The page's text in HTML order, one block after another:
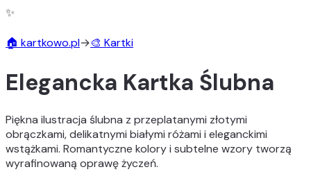
✨
🏠 kartkowo.pl→🎨 Kartki
Elegancka Kartka Ślubna
Piękna ilustracja ślubna z przeplatanymi złotymi
obrączkami, delikatnymi białymi różami i eleganckimi
wstążkami. Romantyczne kolory i subtelne wzory tworzą
wyrafinowaną oprawę życzeń.